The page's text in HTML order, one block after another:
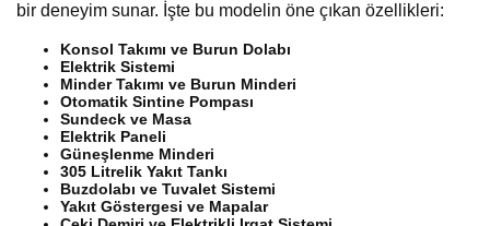
bir deneyim sunar. İşte bu modelin öne çıkan özellikleri:
Konsol Takımı ve Burun Dolabı
Elektrik Sistemi
Minder Takımı ve Burun Minderi
Otomatik Sintine Pompası
Sundeck ve Masa
Elektrik Paneli
Güneşlenme Minderi
305 Litrelik Yakıt Tankı
Buzdolabı ve Tuvalet Sistemi
Yakıt Göstergesi ve Mapalar